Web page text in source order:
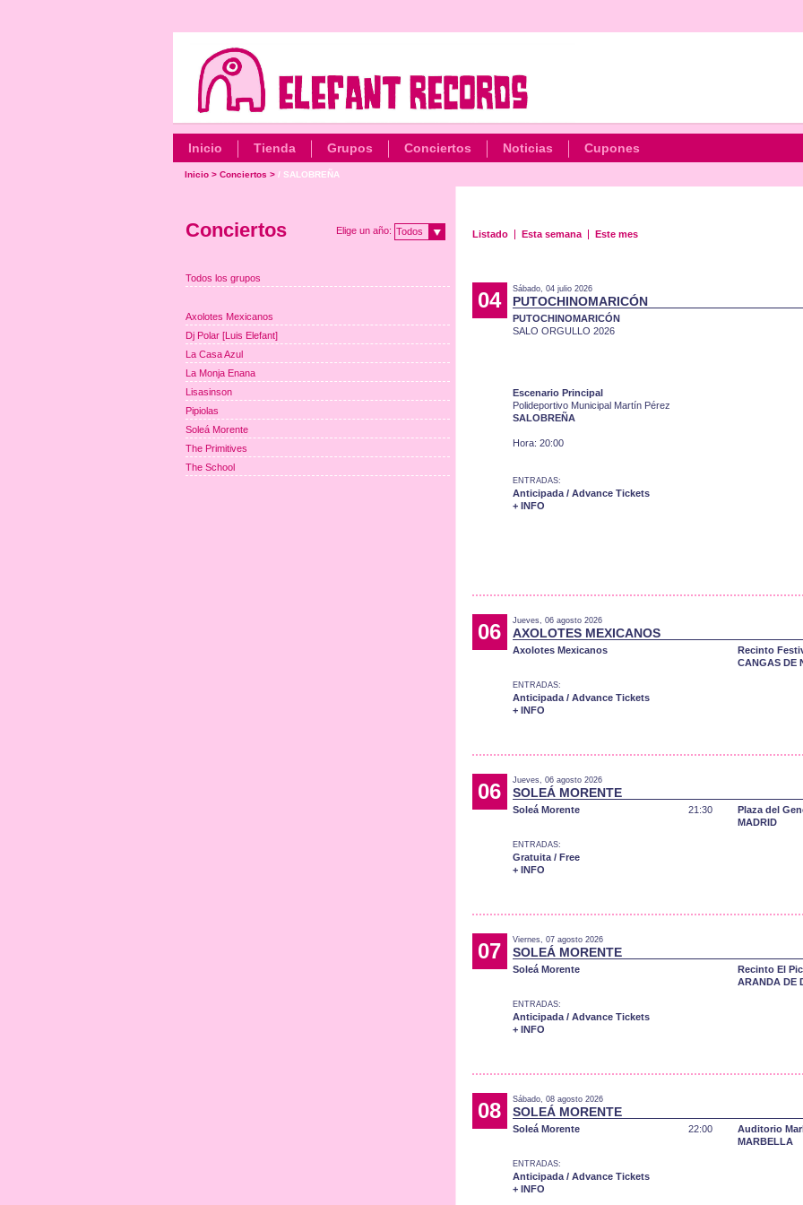
Inicio Tienda Grupos Conciertos Noticias Cupones
Inicio> Conciertos > / SALOBREÑA
Listado Esta semana Este mes
04 Sábado, 04 julio 2026
PUTOCHINOMARICÓN
PUTOCHINOMARICÓN
SALO ORGULLO 2026
Escenario Principal
Polideportivo Municipal Martín Pérez
SALOBREÑA
Hora: 20:00
ENTRADAS:
Anticipada / Advance Tickets
+ INFO
06 Jueves, 06 agosto 2026
AXOLOTES MEXICANOS
Axolotes Mexicanos
Recinto
CANGAS DE
ENTRADAS:
Anticipada / Advance Tickets
+ INFO
06 Jueves, 06 agosto 2026
SOLEÁ MORENTE
Soleá Morente 21:30
Plaza del
MADRID
ENTRADAS:
Gratuita / Free
+ INFO
07 Viernes, 07 agosto 2026
SOLEÁ MORENTE
Soleá Morente
Recinto El
ARANDA DE
ENTRADAS:
Anticipada / Advance Tickets
+ INFO
08 Sábado, 08 agosto 2026
SOLEÁ MORENTE
Soleá Morente 22:00
Auditorio
MARBELLA
ENTRADAS:
Anticipada / Advance Tickets
+ INFO
Conciertos Elige un año: Todos
Todos los grupos
Axolotes Mexicanos
Dj Polar [Luis Elefant]
La Casa Azul
La Monja Enana
Lisasinson
Pipiolas
Soleá Morente
The Primitives
The School